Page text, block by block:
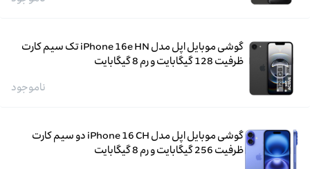
گوشی موبایل اپل مدل iPhone 16e HN تک سیم کارت
ظرفیت 128 گیگابایت و رم 8 گیگابایت
ناموجود
گوشی موبایل اپل مدل iPhone 16 CH دو سیم کارت
ظرفیت 256 گیگابایت و رم 8 گیگابایت